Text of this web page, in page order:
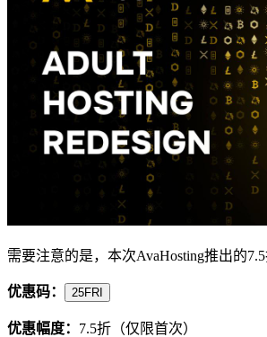
需要注意的是，本次AvaHosting推出的
优惠码： 25FRI
优惠幅度： 7.5折（仅限首次）